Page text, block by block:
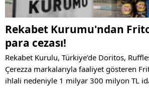
Rekabet Kurumu'ndan
para cezası!
Rekabet Kurulu, Türkiye’de Doritos,
Çerezza markalarıyla faaliyet gösteren
ihlali nedeniyle 1 milyar 300 milyon TL